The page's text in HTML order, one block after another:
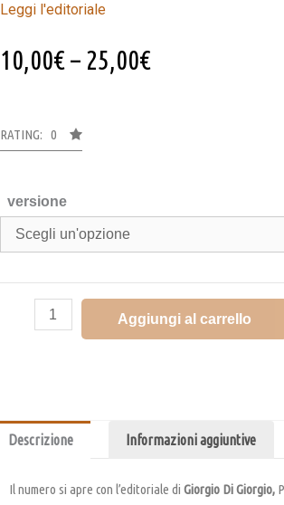
Leggi l'editoriale
10,00€– 25,00€
RATING: 0
versione
Aggiungi al carrello
Descrizione Informazioni aggiuntive
Il numero si apre con l’editoriale di Giorgio Di Giorgio,